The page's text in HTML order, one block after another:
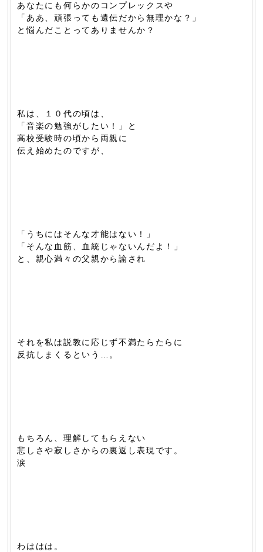
あなたにも何らかのコンプレックスや
「ああ、頑張っても遺伝だから無理かな？」
と悩んだことってありませんか？
私は、１０代の頃は、
「音楽の勉強がしたい！」と
高校受験時の頃から両親に
伝え始めたのですが、
「うちにはそんな才能はない！」
「そんな血筋、血統じゃないんだよ！」
と、親心満々の父親から諭され
それを私は説教に応じず不満たらたらに
反抗しまくるという…。
もちろん、理解してもらえない
悲しさや寂しさからの裏返し表現です。
涙
わははは。